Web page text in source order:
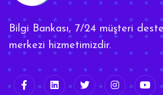
Bilgi Bankası, 7/24 müşteri
merkezi hizmetimizdir.